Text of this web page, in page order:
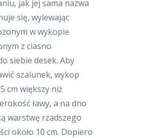
jak jej sama nazwa
się, wylewając
w wykopie
z ciasno
siebie desek. Aby
szalunek, wykop
cm większy niż
ławy, a na dno
warstwę rzadszego
około 10 cm. Dopiero